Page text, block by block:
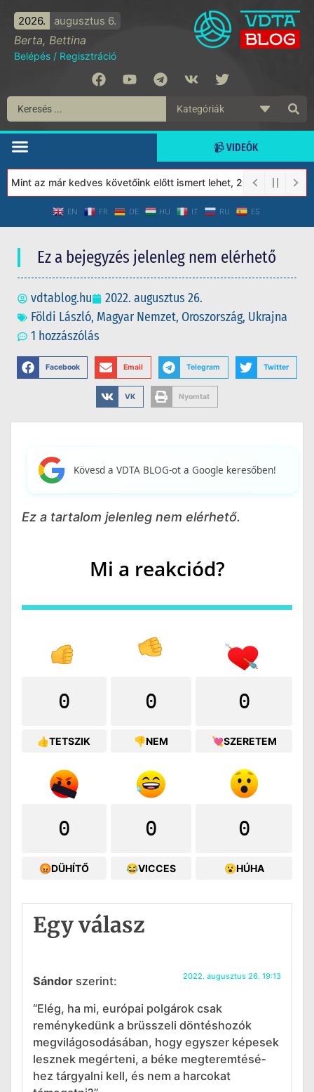
2026. augusztus 6.
Berta, Bettina
Belépés / Regisztráció
📹 VIDEÓK
az már kedves követőink előtt ismert lehet, 2023-tól a
EN FR DE HU IT RU ES
Ez a bejegyzés jelenleg nem elérhető
vdtablog.hu
2022. augusztus 26.
Földi László, Magyar Nemzet, Oroszország, Ukrajna
1 hozzászólás
Facebook Email Telegram Twitter
VK Nyomtat
Kövesd a VDTA BLOG-ot a Google keresőben!
Ez a tartalom jelenleg nem elérhető.
Mi a reakciód?
0
👍TETSZIK
0
👎NEM
0
💘SZERETEM
0
😡DÜHÍTŐ
0
😂VICCES
0
😮HÚHA
Egy válasz
Sándor szerint: 2022. augusztus 26. 19:13
“Elég, ha mi, európai polgárok csak
reménykedünk a brüsszeli döntéshozók
megvilágosodásában, hogy egyszer képesek
lesznek megérteni, a béke megteremtésé­
hez tárgyalni kell, és nem a harcokat